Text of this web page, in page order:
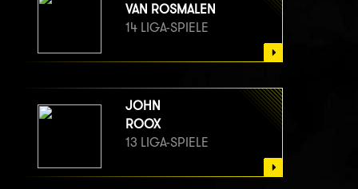
VAN ROSMALEN
14 LIGA-SPIELE
JOHN
ROOX
13 LIGA-SPIELE